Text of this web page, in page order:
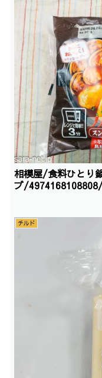
相模屋/食料ひとり
ブ/
チルド